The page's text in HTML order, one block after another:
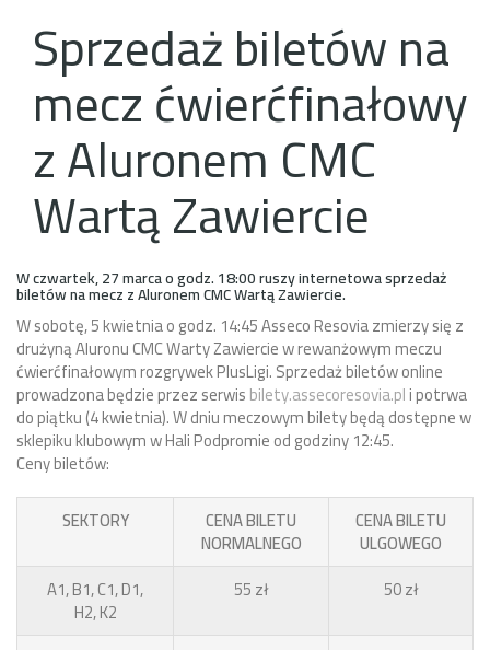
Sprzedaż biletów na
mecz ćwierćfinałowy
z Aluronem CMC
Wartą Zawiercie
W czwartek, 27 marca o godz. 18:00 ruszy internetowa sprzedaż
biletów na mecz z Aluronem CMC Wartą Zawiercie.
W sobotę, 5 kwietnia o godz. 14:45 Asseco Resovia zmierzy się z
drużyną Aluronu CMC Warty Zawiercie w rewanżowym meczu
ćwierćfinałowym rozgrywek PlusLigi.Sprzedaż biletów online
prowadzona będzie przez serwisbilety.assecoresovia.pli potrwa
do piątku (4 kwietnia). W dniu meczowym bilety będą dostępne w
sklepiku klubowym w Hali Podpromie od godziny 12:45.
Ceny biletów:
SEKTORY
CENA BILETU
NORMALNEGO
CENA BILETU
ULGOWEGO
A1, B1, C1, D1,
H2, K2
55 zł 50 zł